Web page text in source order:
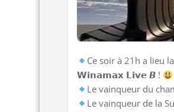
Ce soir à 21h a lieu
𝗪𝗶𝗻𝗮𝗺𝗮𝘅 𝗟𝗶𝘃𝗲 𝘽 !
Le vainqueur du
Le vainqueur de la